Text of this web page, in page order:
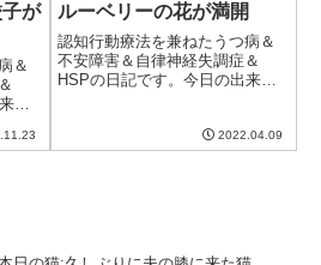
が
＆
事
せ
ルーベリーの花が満開
認知行動療法を兼ねたうつ病＆
不安障害＆自律神経失調症＆
HSPの日記です。今日の出来事
ただ、途中でエアコンを切った
らまだ部屋は寒く、結局午後か
2022.04.09